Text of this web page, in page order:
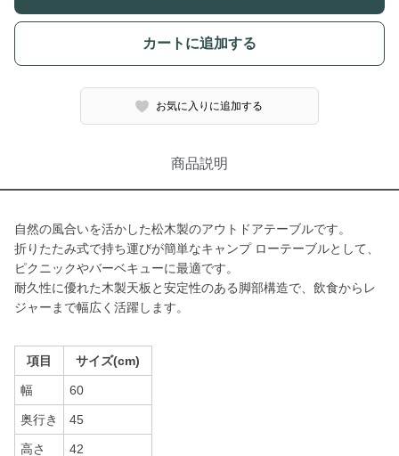
カートに追加する
お気に入りに追加する
商品説明
自然の風合いを活かした松木製のアウトドアテーブルです。
折りたたみ式で持ち運びが簡単なキャンプ ローテーブルとして、
ピクニックやバーベキューに最適です。
耐久性に優れた木製天板と安定性のある脚部構造で、飲食からレ
ジャーまで幅広く活躍します。
項目 サイズ(cm)
幅 60
奥行き 45
高さ 42